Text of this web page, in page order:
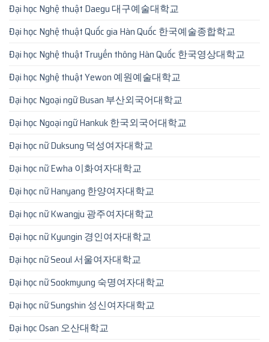
Đại học Nghệ thuật Daegu 대구예술대학교
Đại học Nghệ thuật Quốc gia Hàn Quốc 한국예술종합학교
Đại học Nghệ thuật Truyền thông Hàn Quốc 한국영상대학교
Đại học Nghệ thuật Yewon 예원예술대학교
Đại học Ngoại ngữ Busan 부산외국어대학교
Đại học Ngoại ngữ Hankuk 한국외국어대학교
Đại học nữ Duksung 덕성여자대학교
Đại học nữ Ewha 이화여자대학교
Đại học nữ Hanyang 한양여자대학교
Đại học nữ Kwangju 광주여자대학교
Đại học nữ Kyungin 경인여자대학교
Đại học nữ Seoul 서울여자대학교
Đại học nữ Sookmyung 숙명여자대학교
Đại học nữ Sungshin 성신여자대학교
Đại học Osan 오산대학교